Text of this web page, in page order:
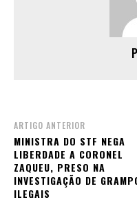
ARTIGO ANTERIOR
MINISTRA DO STF NEGA
LIBERDADE A CORONEL
ZAQUEU, PRESO NA
INVESTIGAÇÃO DE
ILEGAIS